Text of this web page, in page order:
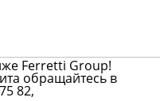
Ferretti Group!
обращайтесь в
82,